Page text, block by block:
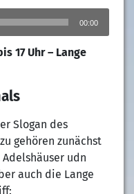
00:00
17 Uhr – Lange
Slogan des
gehören zunächst
udn
auch die Lange